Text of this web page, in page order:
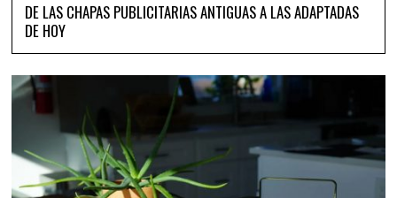
DE LAS CHAPAS PUBLICITARIAS ANTIGUAS A LAS ADAPTADAS
DE HOY